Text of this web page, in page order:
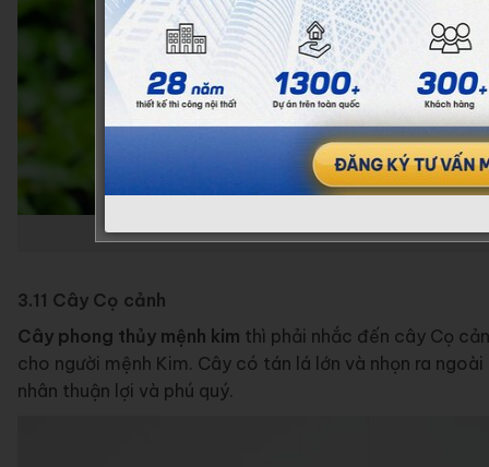
Cây Búp Sen đem lại sự
3.11 Cây Cọ cảnh
Cây phong thủy mệnh kim thì phải nhắc đến cây Cọ
cho người mệnh Kim. Cây có tán lá lớn và nhọn ra
nhân thuận lợi và phú quý.